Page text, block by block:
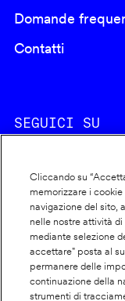
Domande
Contatti
SEGUICI SU
Footer
info
Cookie policy
Dichiarazione di
Privacy
Cliccando su
memorizzare i
navigazione del sito,
nelle nostre attività
mediante selezione
accettare" posta al
permanere delle
continuazione della
strumenti di